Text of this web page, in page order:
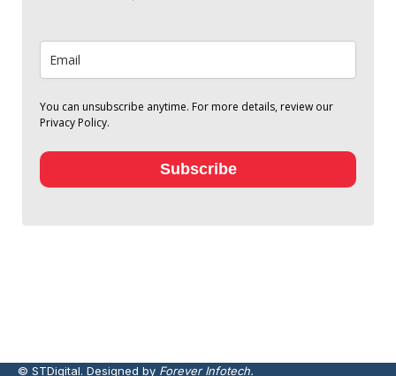
You can unsubscribe anytime. For more details, review our
Privacy Policy.
Subscribe
© STDigital. Designed by Forever Infotech.